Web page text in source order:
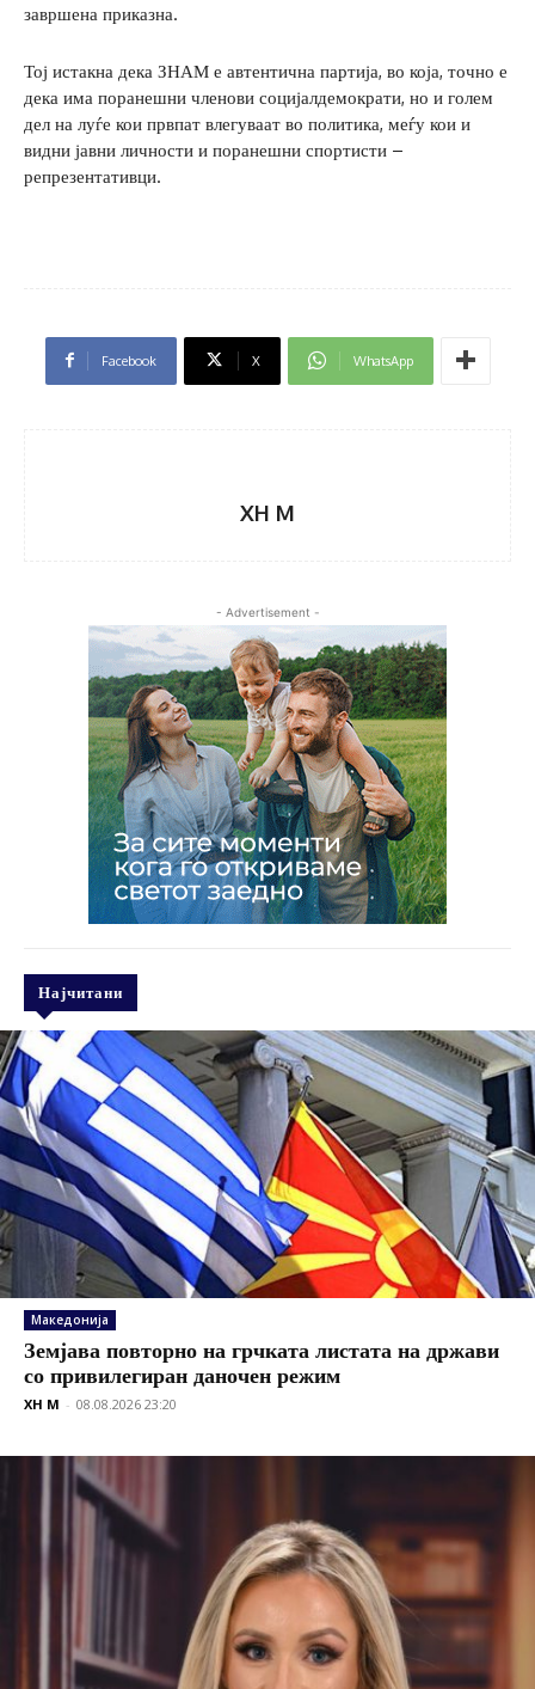
завршена приказна.
Тој истакна дека ЗНАМ е автентична партија, во која, точно е
дека има поранешни членови социјалдемократи, но и голем
дел на луѓе кои првпат влегуваат во политика, меѓу кои и
видни јавни личности и поранешни спортисти –
репрезентативци.
Facebook X WhatsApp
XH M
- Advertisement -
Најчитани
Македонија
Земјава повторно на грчката листата на држави
со привилегиран даночен режим
XH M - 08.08.2026 23:20